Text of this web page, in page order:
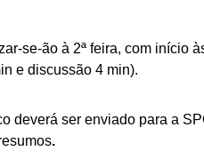
se-ão à 2ª feira, com início
e discussão 4 min).
deverá ser enviado para a
.